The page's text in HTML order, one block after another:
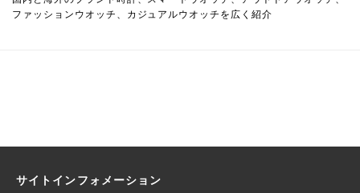
ファッションウオッチ、カジュアルウオッチを広く紹介
サイトインフォメーション